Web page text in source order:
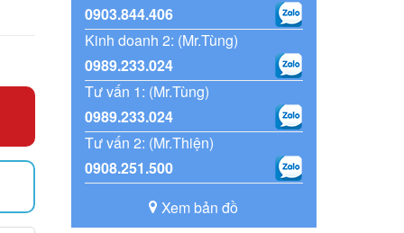
0903.844.406
Kinh doanh 2: (Mr.Tùng)
0989.233.024
Tư vấn 1: (Mr.Tùng)
0989.233.024
Tư vấn 2: (Mr.Thiện)
0908.251.500
Xem bản đồ